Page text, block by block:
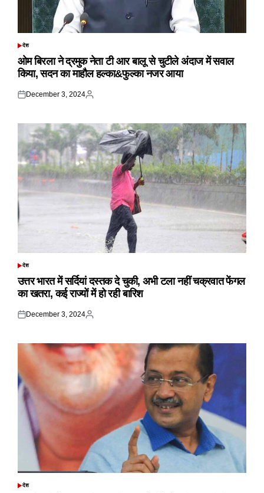
POSTED
देश
ओम बिरला ने द्रमुक नेता टी आर बालू से चुटीले अंदाज में सवाल
किया, सदन का माहौल हल्का&फुल्का नजर आया
Posted
December 3, 2024
Posted
POSTED
देश
उत्तर भारत में सर्दियां दस्तक दे चुकी, अभी टला नहीं चक्रवात फेंगल
का खतरा, कई राज्यों में हो रही बारिश
Posted
December 3, 2024
Posted
POSTED
देश